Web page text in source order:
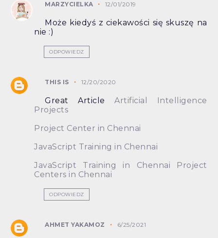
MARZYCIELKA 12/01/2019
Może kiedyś z ciekawości się skuszę na
nie :)
ODPOWIEDZ
THIS IS 12/20/2020
Great ArticleArtificial Intelligence
Projects
Project Center in Chennai
JavaScript Training in Chennai
JavaScript Training in Chennai
Project
Centers in Chennai
ODPOWIEDZ
AHMET YAKAMOZ 6/25/2021